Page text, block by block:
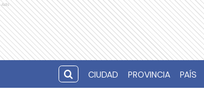
Ads
CIUDAD PROVINCIA PAÍS